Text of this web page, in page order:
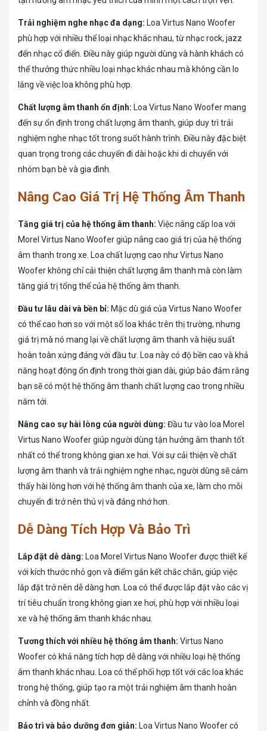
Trải nghiệm nghe nhạc đa dạng: Loa Virtus Nano Woofer
phù hợp với nhiều thể loại nhạc khác nhau, từ nhạc rock, jazz
đến nhạc cổ điển. Điều này giúp người dùng và hành khách có
thể thưởng thức nhiều loại nhạc khác nhau mà không cần lo
lắng về việc loa không phù hợp.
Chất lượng âm thanh ổn định: Loa Virtus Nano Woofer mang
đến sự ổn định trong chất lượng âm thanh, giúp duy trì trải
nghiệm nghe nhạc tốt trong suốt hành trình. Điều này đặc biệt
quan trọng trong các chuyến đi dài hoặc khi di chuyển với
nhóm bạn bè và gia đình.
Nâng Cao Giá Trị Hệ Thống Âm Thanh
Tăng giá trị của hệ thống âm thanh: Việc nâng cấp loa với
Morel Virtus Nano Woofer giúp nâng cao giá trị của hệ thống
âm thanh trong xe. Loa chất lượng cao như Virtus Nano
Woofer không chỉ cải thiện chất lượng âm thanh mà còn làm
tăng giá trị tổng thể của hệ thống âm thanh.
Đầu tư lâu dài và bền bỉ: Mặc dù giá của Virtus Nano Woofer
có thể cao hơn so với một số loa khác trên thị trường, nhưng
giá trị mà nó mang lại về chất lượng âm thanh và hiệu suất
hoàn toàn xứng đáng với đầu tư. Loa này có độ bền cao và khả
năng hoạt động ổn định trong thời gian dài, giúp bảo đảm rằng
bạn sẽ có một hệ thống âm thanh chất lượng cao trong nhiều
năm tới.
Nâng cao sự hài lòng của người dùng: Đầu tư vào loa Morel
Virtus Nano Woofer giúp người dùng tận hưởng âm thanh tốt
nhất có thể trong không gian xe hơi. Với sự cải thiện về chất
lượng âm thanh và trải nghiệm nghe nhạc, người dùng sẽ cảm
thấy hài lòng hơn với hệ thống âm thanh của xe, làm cho mỗi
chuyến đi trở nên thú vị và đáng nhớ hơn.
Dễ Dàng Tích Hợp Và Bảo Trì
Lắp đặt dễ dàng: Loa Morel Virtus Nano Woofer được thiết kế
với kích thước nhỏ gọn và điểm gắn kết chắc chắn, giúp việc
lắp đặt trở nên dễ dàng hơn. Loa có thể được lắp đặt vào các vị
trí tiêu chuẩn trong không gian xe hơi, phù hợp với nhiều loại
xe và hệ thống âm thanh khác nhau.
Tương thích với nhiều hệ thống âm thanh: Virtus Nano
Woofer có khả năng tích hợp dễ dàng với nhiều loại hệ thống
âm thanh khác nhau. Loa có thể phối hợp tốt với các loa khác
trong hệ thống, giúp tạo ra một trải nghiệm âm thanh hoàn
chỉnh và đồng nhất.
Bảo trì và bảo dưỡng đơn giản: Loa Virtus Nano Woofer có